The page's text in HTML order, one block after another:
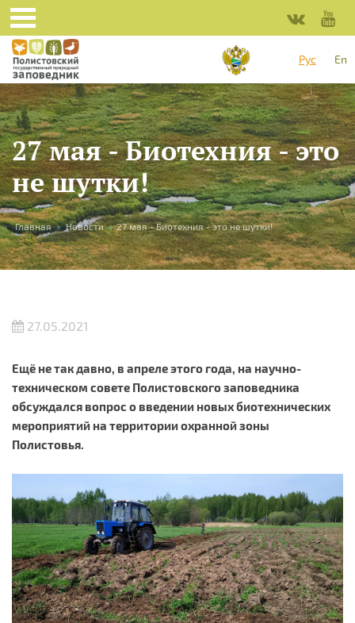
Перейти к основному содержанию
Рус
En
27 мая - Биотехния - это
не шутки!
Вы здесь
Главная » Новости » 27 мая - Биотехния - это не шутки!
27.05.2021
Ещё не так давно, в апреле этого года, на научно-
техническом совете Полистовского заповедника
обсуждался вопрос о введении новых биотехнических
мероприятий на территории охранной зоны
Полистовья.